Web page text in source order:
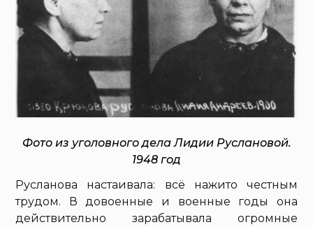
Фото из уголовного дела Лидии Руслановой.
1948 год
Русланова настаивала: всё нажито честным
трудом. В довоенные и военные годы она
действительно зарабатывала огромные